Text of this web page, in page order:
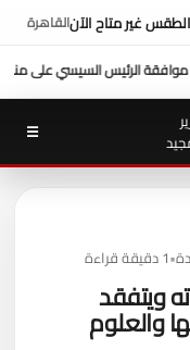
غير متاح الآنالقاهرة
بمشاركة
☰
•1 دقيقة قراءة
ويتفقد
والعلوم